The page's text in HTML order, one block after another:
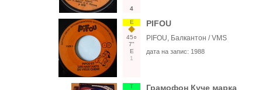
4
Е
45○
7"
Е
1
PIFOU
PIFOU, Балкантон / VMS
дата на запис: 1988
Т Грамофон Куче марка